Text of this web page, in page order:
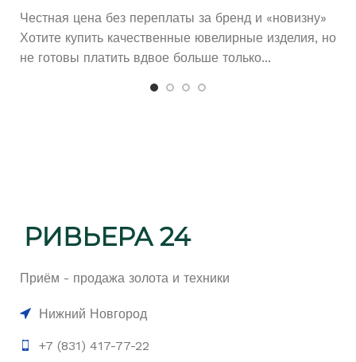
Честная цена без переплаты за бренд и «новизну»
Хотите купить качественные ювелирные изделия, но
не готовы платить вдвое больше только...
Приём - продажа золота и техники
Нижний Новгород
+7 (831) 417-77-22